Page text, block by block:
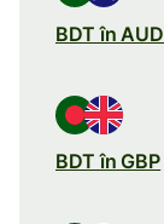
BDT în AUD
BDT în GBP